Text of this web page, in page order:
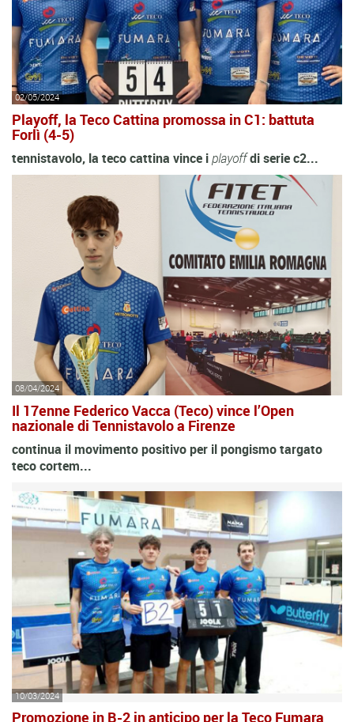
02/05/2024
Playoff, la Teco Cattina promossa in C1: battuta
Forlì (4-5)
tennistavolo, la teco cattina vince iplayoffdi serie c2...
08/04/2024
Il 17enne Federico Vacca (Teco) vince l’Open
nazionale di Tennistavolo a Firenze
continua il movimento positivo per il pongismo targato
teco cortem...
10/03/2024
Promozione in B-2 in anticipo per la Teco Fumara